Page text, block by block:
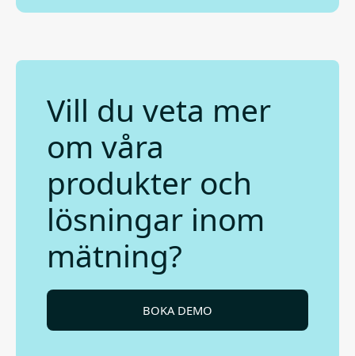
Vill du veta mer
om våra
produkter och
lösningar inom
mätning?
BOKA DEMO